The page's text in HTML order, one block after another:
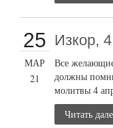
25
МАР
21
Изкор,
Все
должны
молитвы 4
Читать